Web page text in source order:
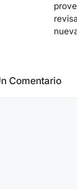
Comentario